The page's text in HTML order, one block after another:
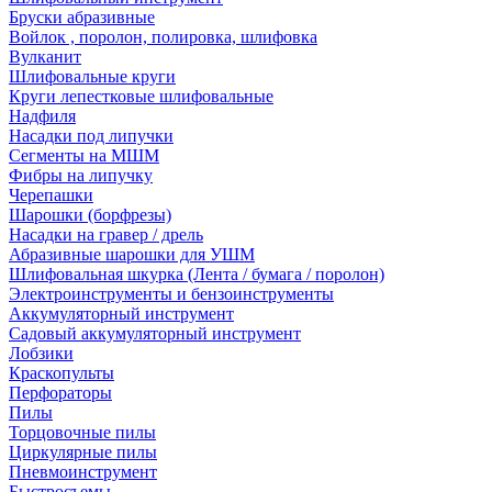
Бруски абразивные
Войлок , поролон, полировка, шлифовка
Вулканит
Шлифовальные круги
Круги лепестковые шлифовальные
Надфиля
Насадки под липучки
Сегменты на МШМ
Фибры на липучку
Черепашки
Шарошки (борфрезы)
Насадки на гравер / дрель
Абразивные шарошки для УШМ
Шлифовальная шкурка (Лента / бумага / поролон)
Электроинструменты и бензоинструменты
Аккумуляторный инструмент
Садовый аккумуляторный инструмент
Лобзики
Краскопульты
Перфораторы
Пилы
Торцовочные пилы
Циркулярные пилы
Пневмоинструмент